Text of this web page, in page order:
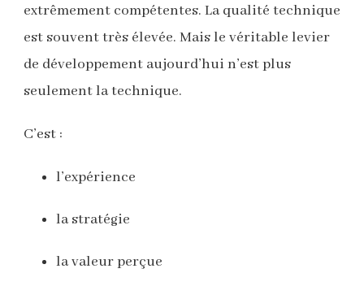
extrêmement compétentes. La qualité technique
est souvent très élevée. Mais le véritable levier
de développement aujourd’hui n’est plus
seulement la technique.
C’est :
l’expérience
la stratégie
la valeur perçue